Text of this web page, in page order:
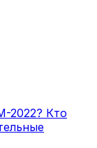
2022? Кто